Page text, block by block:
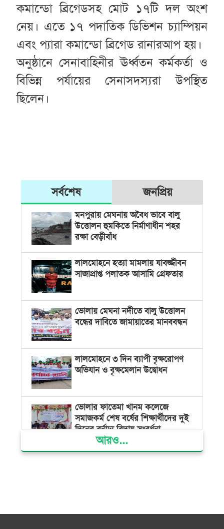
কমান্ডো ব্রিগেডসহ মোট ১৭টি দল অংশ
নেয়। এতে ১৭ পদাতিক ডিভিশন চ্যাম্পিয়ন
এবং প্যারা কমান্ডো ব্রিগেড রানারআপ হয়।
অনুষ্ঠানে সেনাবাহিনীর ঊর্ধ্বতন কর্মকর্তা ও
বিভিন্ন পর্যায়ের সেনাসদস্যরা উপস্থিত
ছিলেন।
সর্বশেষ জনপ্রিয়
মনপুরায় মেঘনায় অবৈধ ভাবে বালু
উত্তোলন হুমকিতে নির্মাণাধীন শহর
রক্ষা বেড়ীবাঁধ
লালমোহনে হত্যা মামলায় যাবজ্জীবন
সাজাপ্রাপ্ত পলাতক আসামি গ্রেফতার
ভোলায় মেঘনা নদীতে বালু উত্তোলন
বন্ধের দাবিতে জামায়াতের মানববন্ধন
লালমোহনে ৩ দিন ব্যাপী বৃক্ষরোপণ
অভিযান ও বৃক্ষমেলান উদ্বোধন
ভোলার ফাতেমা খানম কলেজে
সমাজকর্ম শেষ বর্ষের শিক্ষার্থীদের দুই
দিনের বর্নাঢ্য বিদায় সংবর্ধনা
বিভ্রান্তকারীদের ব্যাপারে সতর্ক থাকুন :
শক্তিশালী হবে দেশের ভবিষ্যৎ :
আরও...